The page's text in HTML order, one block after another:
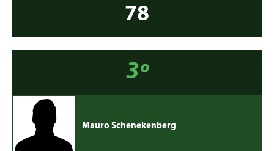
78
3º
Mauro Schenekenberg